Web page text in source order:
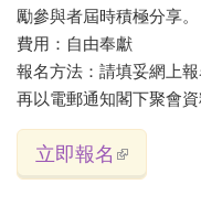
勵參與者屆時積極分享。
費用：自由奉獻
報名方法：請填妥網上
再以電郵通知閣下聚會
立即報名 (link is